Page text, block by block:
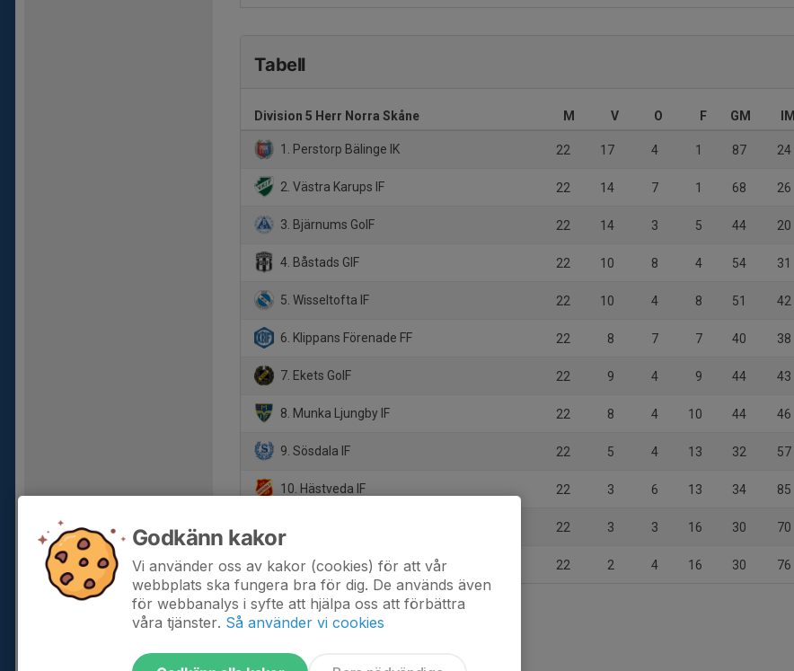
Tabell
Division 5 Herr Norra Skåne M V O F GM IM
1. Perstorp Bälinge IK 22 17 4 1 87 24
2. Västra Karups IF 22 14 7 1 68 26
3. Bjärnums GoIF 22 14 3 5 44 20
4. Båstads GIF 22 10 8 4 54 31
5. Wisseltofta IF 22 10 4 8 51 42
6. Klippans Förenade FF 22 8 7 7 40 38
7. Ekets GoIF 22 9 4 9 44 43
8. Munka Ljungby IF 22 8 4 10 44 46
9. Sösdala IF 22 5 4 13 32 57
10. Hästveda IF 22 3 6 13 34 85
22 3 3 16 30 70
12. Farstorps GoIF 22 2 4 16 30 76
Godkänn kakor
Vi använder oss av kakor (cookies) för att vår
webbplats ska fungera bra för dig. De används även
för webbanalys i syfte att hjälpa oss att förbättra
våra tjänster. Så använder vi cookies